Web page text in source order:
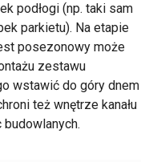
podłogi (np. taki sam
parkietu). Na etapie
posezonowy może
zestawu
wstawić do góry dnem
też wnętrze kanału